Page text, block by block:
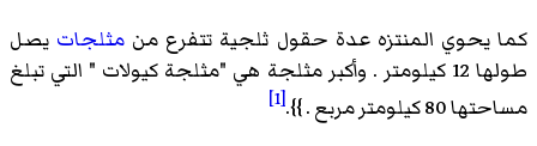
كما يحوي المنتزه عدة حقول ثلجية تتفرع من مثلجات يصل
طولها 12 كيلومتر . وأكبر مثلجة هي "مثلجة كيولات " التي تبلغ
مساحتها 80 كيلومتر مربع . }}.
[1]